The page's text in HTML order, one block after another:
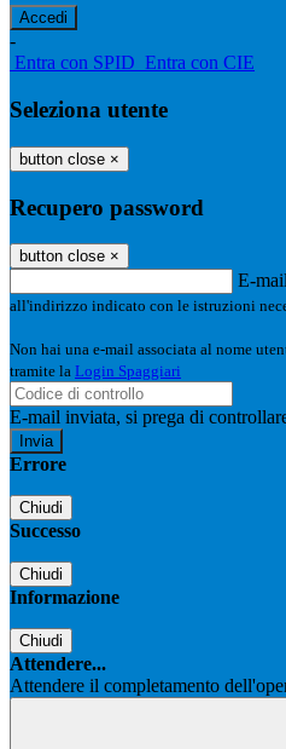
-
Entra con SPID Entra con CIE
Seleziona utente
button close ×
Recupero password
button close ×
E-mail
all'indirizzo indicato con le istruzioni
Non hai una e-mail associata al nome
tramite la Login Spaggiari
E-mail inviata, si prega di
Errore
Chiudi
Successo
Chiudi
Informazione
Chiudi
Attendere...
Attendere il completamento